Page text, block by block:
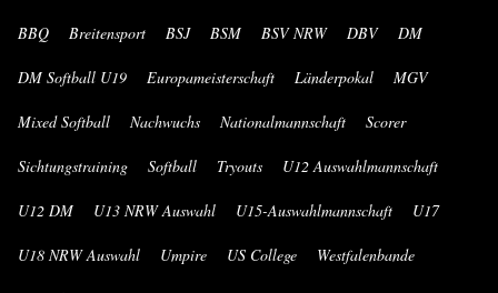
BBQ Breitensport BSJ BSM BSV NRW DBV DM
DM Softball U19 Europameisterschaft Länderpokal MGV
Mixed Softball Nachwuchs Nationalmannschaft Scorer
Sichtungstraining Softball Tryouts U12 Auswahlmannschaft
U12 DM U13 NRW Auswahl U15-Auswahlmannschaft U17
U18 NRW Auswahl Umpire US College Westfalenbande